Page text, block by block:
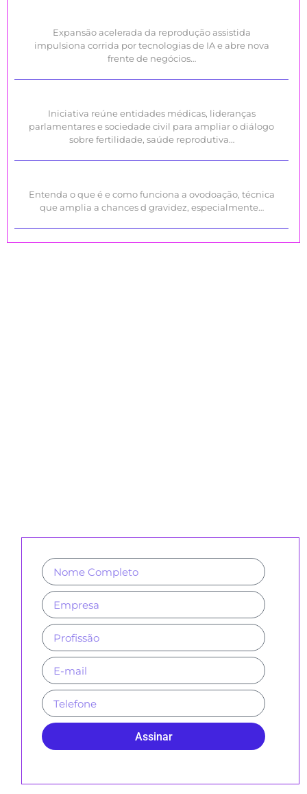
Expansão acelerada da reprodução assistida
impulsiona corrida por tecnologias de IA e abre nova
frente de negócios…
Iniciativa reúne entidades médicas, lideranças
parlamentares e sociedade civil para ampliar o diálogo
sobre fertilidade, saúde reprodutiva…
Entenda o que é e como funciona a ovodoação, técnica
que amplia a chances d gravidez, especialmente…
Assinar